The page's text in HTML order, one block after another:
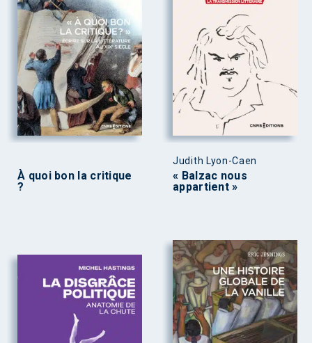
À quoi bon la critique
?
Judith Lyon-Caen
« Balzac nous
appartient »